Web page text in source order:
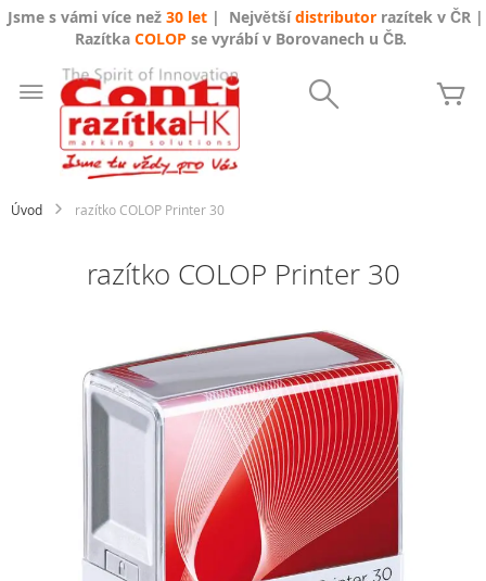
Jsme s vámi více než 30 let| Největšídistributorrazítek v ČR |
Razítka COLOP se vyrábí v Borovanech u ČB.
Úvod razítko COLOP Printer 30
razítko COLOP Printer 30